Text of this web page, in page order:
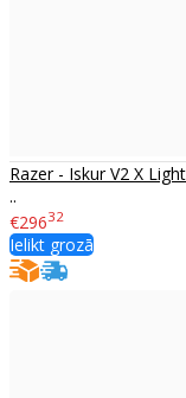
Razer - Iskur V2 X
..
€29632
Ielikt grozā